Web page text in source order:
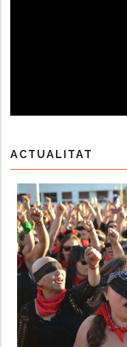
ACTUALITAT